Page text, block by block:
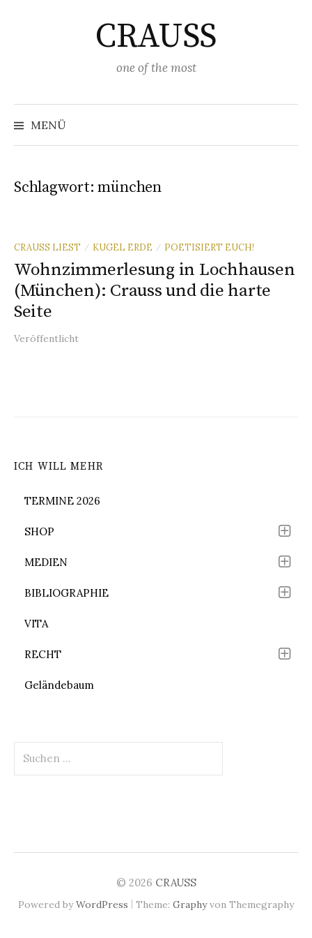
CRAUSS
one of the most
MENÜ
Suchen
Schlagwort:münchen
CRAUSS LIEST / KUGEL ERDE / POETISIERT EUCH!
Wohnzimmerlesung in Lochhausen
(München): Crauss und die harte
Seite
Veröffentlicht
ICH WILL MEHR
TERMINE 2026
SHOP
MEDIEN
BIBLIOGRAPHIE
VITA
RECHT
Geländebaum
nach:
© 2026 CRAUSS
Powered byWordPress | Theme: Graphyvon Themegraphy